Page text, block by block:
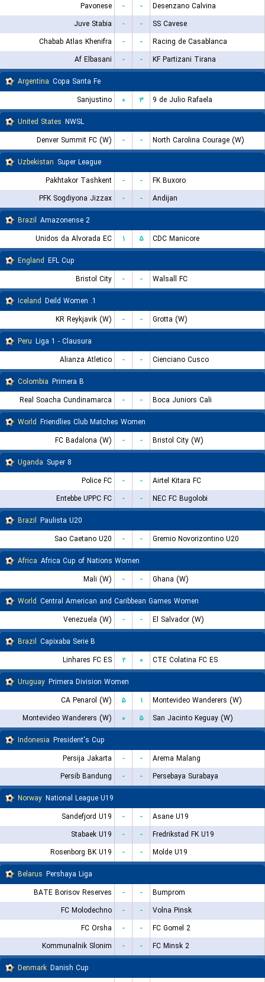
Pavonese
- -
Desenzano Calvina
Juve Stabia
- -
SS Cavese
Chabab Atlas Khenifra
- -
Racing de Casablanca
Af Elbasani
- -
KF Partizani Tirana
Argentina Copa Santa Fe
Sanjustino
۰ ۳
9 de Julio Rafaela
United States NWSL
Denver Summit FC (W)
- -
North Carolina Courage (W)
Uzbekistan Super League
Pakhtakor Tashkent
- -
FK Buxoro
PFK Sogdiyona Jizzax
- -
Andijan
Brazil Amazonense 2
Unidos da Alvorada EC
۱ ۵
CDC Manicore
England EFL Cup
Bristol City
- -
Walsall FC
Iceland
1. Deild Women
KR Reykjavik (W)
- -
Grotta (W)
Peru Liga 1 - Clausura
Alianza Atletico
- -
Cienciano Cusco
Colombia Primera B
Real Soacha Cundinamarca
- -
Boca Juniors Cali
World Friendlies Club Matches Women
FC Badalona (W)
- -
Bristol City (W)
Uganda Super 8
Police FC
- -
Airtel Kitara FC
Entebbe UPPC FC
- -
NEC FC Bugolobi
Brazil Paulista U20
Sao Caetano U20
- -
Gremio Novorizontino U20
Africa Africa Cup of Nations Women
Mali (W)
- -
Ghana (W)
World Central American and Caribbean Games Women
Venezuela (W)
- -
El Salvador (W)
Brazil Capixaba Serie B
Linhares FC ES
۲ ۰
CTE Colatina FC ES
Uruguay Primera Division Women
CA Penarol (W)
۵ ۱
Montevideo Wanderers (W)
Montevideo Wanderers (W)
۰ ۵
San Jacinto Keguay (W)
Indonesia President's Cup
Persija Jakarta
- -
Arema Malang
Persib Bandung
- -
Persebaya Surabaya
Norway National League U19
Sandefjord U19
- -
Asane U19
Stabaek U19
- -
Fredrikstad FK U19
Rosenborg BK U19
- -
Molde U19
Belarus Pershaya Liga
BATE Borisov Reserves
- -
Bumprom
FC Molodechno
- -
Volna Pinsk
FC Orsha
- -
FC Gomel 2
Kommunalnik Slonim
- -
FC Minsk 2
Denmark Danish Cup